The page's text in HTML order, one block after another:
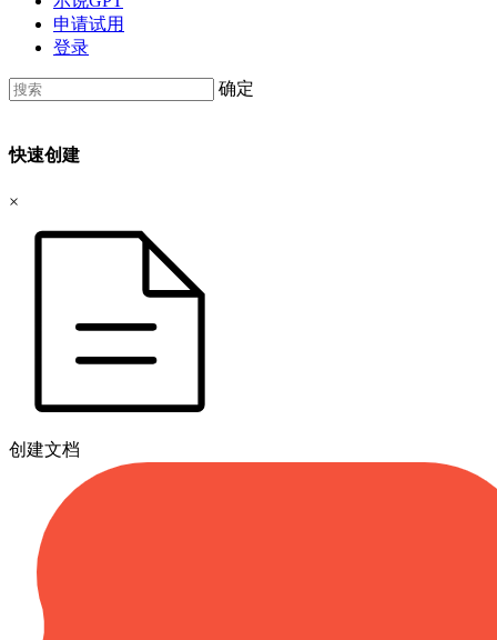
申请试用
登录
确定
快速创建
×
创建文档